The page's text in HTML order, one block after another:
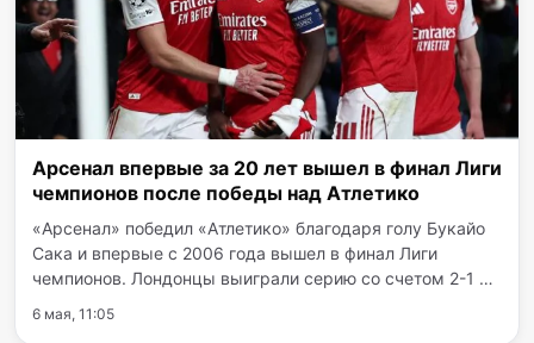
Арсенал впервые за 20 лет вышел в финал Лиги
чемпионов после победы над Атлетико
«Арсенал» победил «Атлетико» благодаря голу Букайо
Сака и впервые с 2006 года вышел в финал Лиги
чемпионов. Лондонцы выиграли серию со счетом 2-1 и
эпизод встречи произошел незадолго до перерыва
6 мая, 11:05